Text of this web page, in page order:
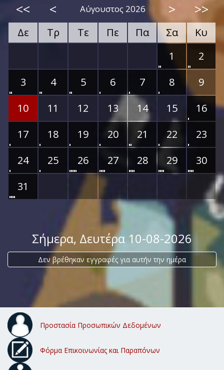
<< < Αύγουστος 2026 > >>
Δε Τρ Τε Πε Πα Σα
Κυ
1
2
3
4 5 6 7 8
9
10
11 12 13 14 15
16
17
18 19 20 21 22
23
24
25 26 27 28 29
30
31
Σήμερα, Δευτέρα 10-08-2026
Δεν βρέθηκαν εγγραφές για αυτήν την ημέρα
Προστασία Προσωπικών Δεδομένων
Φόρμα Επικοινωνίας και Παραπόνων